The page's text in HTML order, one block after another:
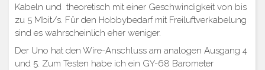
Kabeln und theoretisch mit einer Geschwindigkeit von bis
zu 5 Mbit/s. Für den Hobbybedarf mit Freiluftverkabelung
sind es wahrscheinlich eher weniger.
Der Uno hat den Wire-Anschluss am analogen Ausgang 4
und 5. Zum Testen habe ich ein GY-68 Barometer